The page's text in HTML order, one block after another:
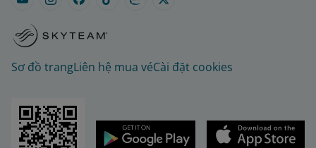
Sơ đồ trangLiên hệ mua véCài đặt cookies